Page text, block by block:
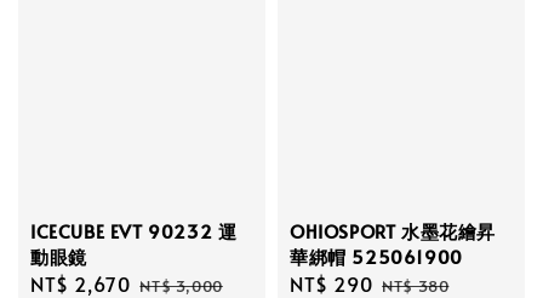
ICECUBE EVT 90232 運
動眼鏡
Sale
NT$ 2,670 Regular
NT$ 3,000
OHIOSPORT 水墨花繪昇
華綁帽 525061900
Sale
NT$ 290 Regular
NT$ 380